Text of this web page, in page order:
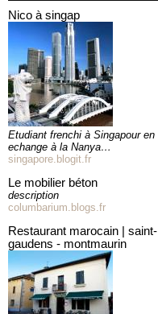
nico à singap
Etudiant frenchi à Singapour en
echange à la Nanya…
singapore.blogit.fr
le mobilier béton
description
columbarium.blogs.fr
restaurant marocain | saint-
gaudens - montmaurin